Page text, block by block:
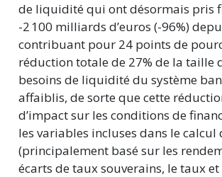
de liquidité qui ont désormais pris
-2 100 milliards d’euros (-96%)
contribuant pour 24 points de
réduction totale de 27% de la taille
besoins de liquidité du système
affaiblis, de sorte que cette
d’impact sur les conditions de
les variables incluses dans le calcul
(principalement basé sur les
écarts de taux souverains, le taux et